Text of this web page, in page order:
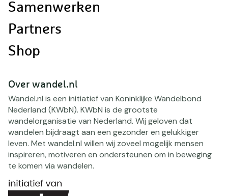
Samenwerken
Partners
Shop
Over wandel.nl
Wandel.nl is een initiatief van Koninklijke Wandelbond
Nederland (KWbN). KWbN is de grootste
wandelorganisatie van Nederland. Wij geloven dat
wandelen bijdraagt aan een gezonder en gelukkiger
leven. Met wandel.nl willen wij zoveel mogelijk mensen
inspireren, motiveren en ondersteunen om in beweging
te komen via wandelen.